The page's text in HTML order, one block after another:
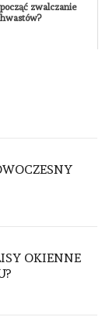
zwalczanie
OKIENNE